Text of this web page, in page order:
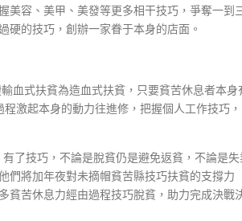
美容、美甲、美發等更多相干技巧，爭奪一到
的技巧，創辦一家眷于本身的店面。
血式扶貧為造血式扶貧，只要貧苦休息者本身
程激起本身的動力往進修，把握個人工作技巧，
了技巧，不論是脫貧仍是避免返貧，不論是
們將加年夜對未摘帽貧苦縣技巧扶貧的支撐力
貧苦休息力經由過程技巧脫貧，助力完成決戰